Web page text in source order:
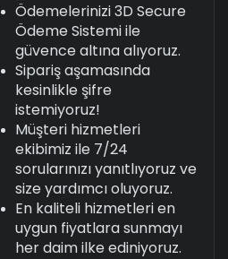
Ödemelerinizi 3D Secure
Ödeme Sistemi ile
güvence altına alıyoruz.
Sipariş aşamasında
kesinlikle şifre
istemiyoruz!
Müşteri hizmetleri
ekibimiz ile 7/24
sorularınızı yanıtlıyoruz ve
size yardımcı oluyoruz.
En kaliteli hizmetleri en
uygun fiyatlara sunmayı
her daim ilke ediniyoruz.